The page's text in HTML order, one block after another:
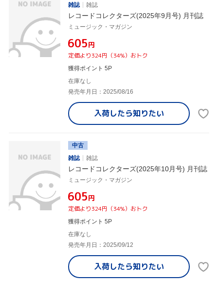
雑誌
雑誌
レコードコレクターズ(2025年9月号) 月刊誌
ミュージック・マガジン
¥605円
定価より324円（34%）おトク
獲得ポイント 5P
在庫なし
発売年月日：2025/08/16
入荷したら知りたい
中古
雑誌
雑誌
レコードコレクターズ(2025年10月号) 月刊誌
ミュージック・マガジン
¥605円
定価より324円（34%）おトク
獲得ポイント 5P
在庫なし
発売年月日：2025/09/12
入荷したら知りたい